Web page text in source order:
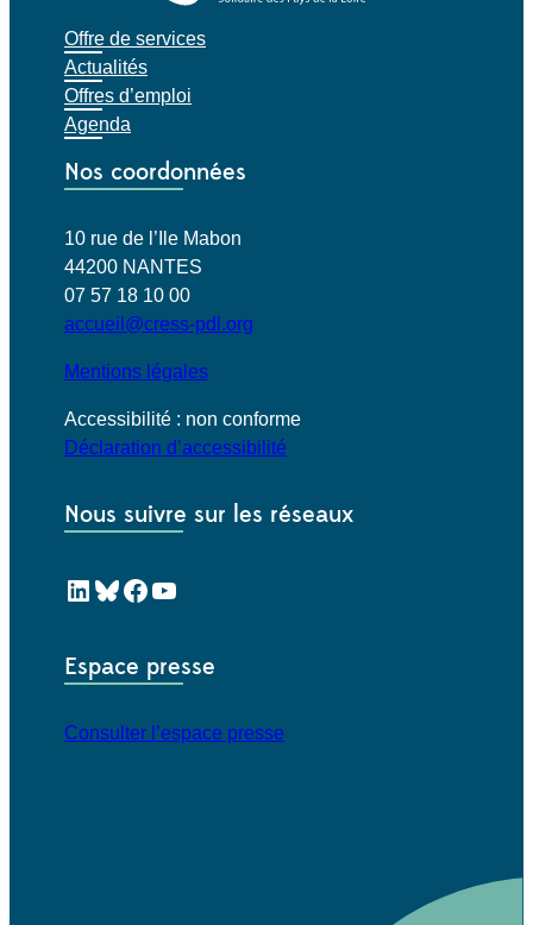
Offre de services
Actualités
Offres d’emploi
Agenda
Nos coordonnées
10 rue de l’Ile Mabon
44200 NANTES
07 57 18 10 00
accueil@cress-pdl.org
Mentions légales
Accessibilité : non conforme
Déclaration d’accessibilité
Nous suivre sur les réseaux
LinkedIn
Bluesky
Facebook
YouTube
Espace presse
Consulter l’espace presse